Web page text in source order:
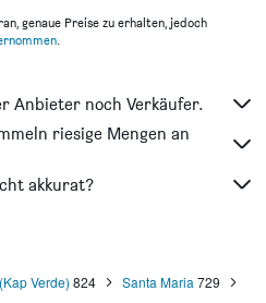
genaue Preise zu erhalten, jedoch
.
Anbieter noch Verkäufer.
riesige Mengen an
akkurat?
Verde) 824 Santa Maria 729